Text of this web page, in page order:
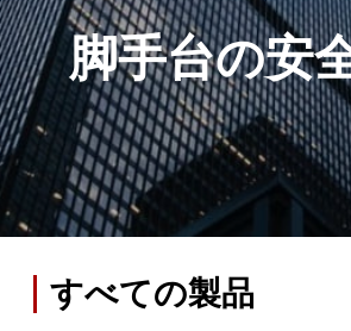
脚手台の安
すべての製品